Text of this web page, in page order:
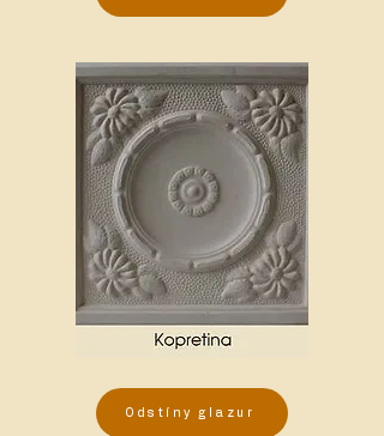
Odstíny glazur